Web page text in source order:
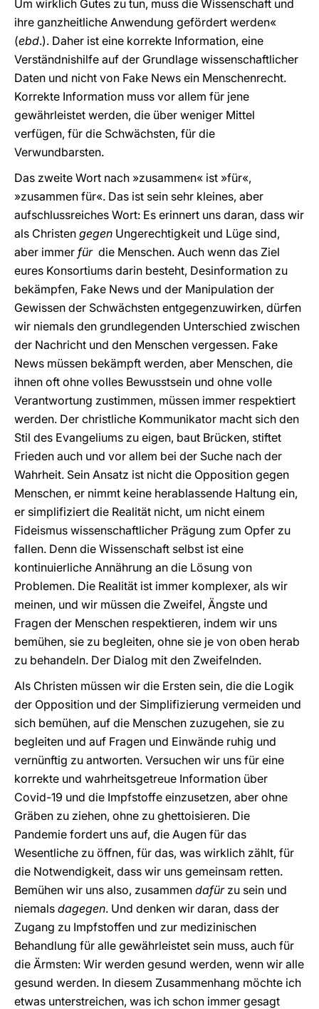
Um wirklich Gutes zu tun, muss die Wissenschaft und
ihre ganzheitliche Anwendung gefördert werden«
(ebd.). Daher ist eine korrekte Information, eine
Verständnishilfe auf der Grundlage wissenschaftlicher
Daten und nicht von Fake News ein Menschenrecht.
Korrekte Information muss vor allem für jene
gewährleistet werden, die über weniger Mittel
verfügen, für die Schwächsten, für die
Verwundbarsten.
Das zweite Wort nach »zusammen« ist »für«,
»zusammen für«. Das ist sein sehr kleines, aber
aufschlussreiches Wort: Es erinnert uns daran, dass wir
als Christen gegen Ungerechtigkeit und Lüge sind,
aber immer fürdie Menschen. Auch wenn das Ziel
eures Konsortiums darin besteht, Desinformation zu
bekämpfen, Fake News und der Manipulation der
Gewissen der Schwächsten entgegenzuwirken, dürfen
wir niemals den grundlegenden Unterschied zwischen
der Nachricht und den Menschen vergessen. Fake
News müssen bekämpft werden, aber Menschen, die
ihnen oft ohne volles Bewusstsein und ohne volle
Verantwortung zustimmen, müssen immer respektiert
werden. Der christliche Kommunikator macht sich den
Stil des Evangeliums zu eigen, baut Brücken, stiftet
Frieden auch und vor allem bei der Suche nach der
Wahrheit. Sein Ansatz ist nicht die Opposition gegen
Menschen, er nimmt keine herablassende Haltung ein,
er simplifiziert die Realität nicht, um nicht einem
Fideismus wissenschaftlicher Prägung zum Opfer zu
fallen. Denn die Wissenschaft selbst ist eine
kontinuierliche Annährung an die Lösung von
Problemen. Die Realität ist immer komplexer, als wir
meinen, und wir müssen die Zweifel, Ängste und
Fragen der Menschen respektieren, indem wir uns
bemühen, sie zu begleiten, ohne sie je von oben herab
zu behandeln. Der Dialog mit den Zweifelnden.
Als Christen müssen wir die Ersten sein, die die Logik
der Opposition und der Simplifizierung vermeiden und
sich bemühen, auf die Menschen zuzugehen, sie zu
begleiten und auf Fragen und Einwände ruhig und
vernünftig zu antworten. Versuchen wir uns für eine
korrekte und wahrheitsgetreue Information über
Covid-19 und die Impfstoffe einzusetzen, aber ohne
Gräben zu ziehen, ohne zu ghettoisieren. Die
Pandemie fordert uns auf, die Augen für das
Wesentliche zu öffnen, für das, was wirklich zählt, für
die Notwendigkeit, dass wir uns gemeinsam retten.
Bemühen wir uns also, zusammen dafürzu sein und
niemals dagegen. Und denken wir daran, dass der
Zugang zu Impfstoffen und zur medizinischen
Behandlung für alle gewährleistet sein muss, auch für
die Ärmsten: Wir werden gesund werden, wenn wir alle
gesund werden. In diesem Zusammenhang möchte ich
etwas unterstreichen, was ich schon immer gesagt